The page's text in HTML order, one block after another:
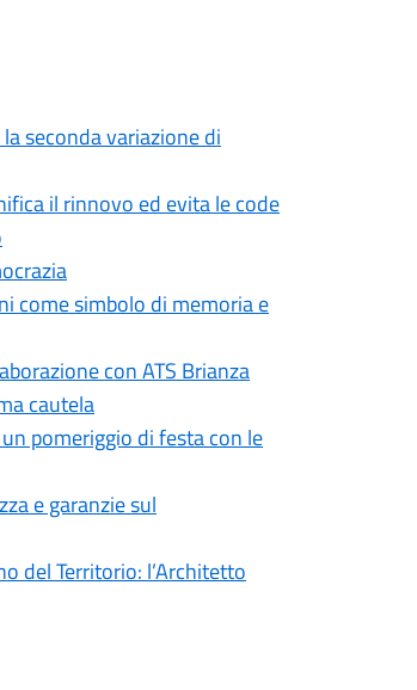
seconda variazione di
il rinnovo ed evita le code
come simbolo di memoria e
con ATS Brianza
cautela
un pomeriggio di festa con le
e garanzie sul
del Territorio: l’Architetto